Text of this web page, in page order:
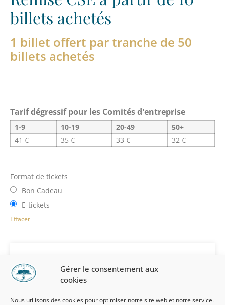
Gérer le consentement aux
cookies
Nous utilisons des cookies pour optimiser notre site web et notre service.
billets achetés
1 billet offert par tranche de 50
billets achetés
Tarif dégressif pour les Comités d'entreprise
1-9 10-19 20-49
50+
41 € 35 € 33 € 32 €
Format de tickets
Bon Cadeau
E-tickets
Effacer
Quel est le bénéficiaire ?
Les bons cadeaux sont nominatifs,
préciser ici les coordonnées du bénéficiaire